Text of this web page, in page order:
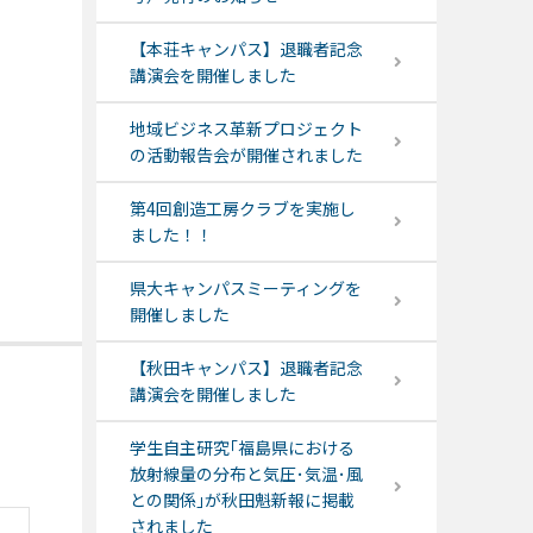
【本荘キャンパス】退職者記念
講演会を開催しました
地域ビジネス革新プロジェクト
の活動報告会が開催されました
第4回創造工房クラブを実施し
ました！！
県大キャンパスミーティングを
開催しました
【秋田キャンパス】退職者記念
講演会を開催しました
学生自主研究｢福島県における
放射線量の分布と気圧･気温･風
との関係｣が秋田魁新報に掲載
されました